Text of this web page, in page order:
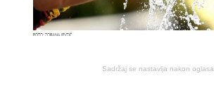
Sadržaj se nastavlja nakon oglasa